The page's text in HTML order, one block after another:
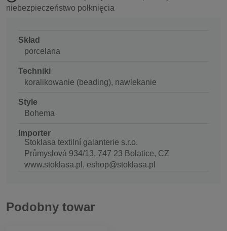
niebezpieczeństwo połknięcia
Skład
porcelana
Techniki
koralikowanie (beading), nawlekanie
Style
Bohema
Importer
Stoklasa textilní galanterie s.r.o.
Průmyslová 934/13, 747 23 Bolatice, CZ
www.stoklasa.pl, eshop@stoklasa.pl
Podobny towar